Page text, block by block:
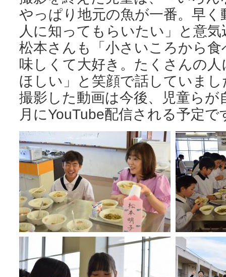
やっぱり地元の魚が一番。早
人に知ってもらいたい」と意
松本さんも「小さいころから
味しくて大好き。たくさんの
ほしい」と笑顔で話していまし
撮影した動画は今後、児童ら
月にYouTube配信される予定で